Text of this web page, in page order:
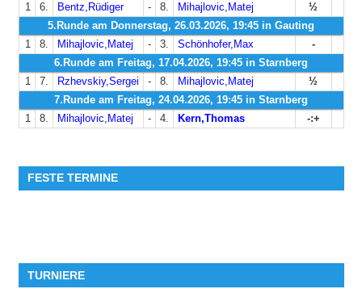
1
6. Bentz,Rüdiger - 8. Mihajlovic,Matej
½
5.Runde am Donnerstag, 26.03.2026, 19:45 in Gauting
1
8. Mihajlovic,Matej - 3. Schönhofer,Max
-
6.Runde am Freitag, 17.04.2026, 19:45 in Starnberg
1
7. Rzhevskiy,Sergei - 8. Mihajlovic,Matej
½
7.Runde am Freitag, 24.04.2026, 19:45 in Starnberg
1
8. Mihajlovic,Matej - 4. Kern,Thomas -:+
FESTE TERMINE
TURNIERE